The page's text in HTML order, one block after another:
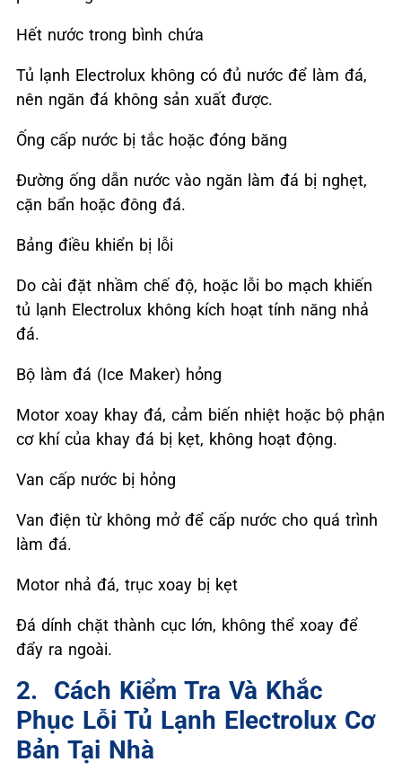
Hết nước trong bình chứa
Tủ lạnh Electrolux không có đủ nước để làm đá,
nên ngăn đá không sản xuất được.
Ống cấp nước bị tắc hoặc đóng băng
Đường ống dẫn nước vào ngăn làm đá bị nghẹt,
cặn bẩn hoặc đông đá.
Bảng điều khiển bị lỗi
Do cài đặt nhầm chế độ, hoặc lỗi bo mạch khiến
tủ lạnh Electrolux không kích hoạt tính năng nhả
đá.
Bộ làm đá (Ice Maker) hỏng
Motor xoay khay đá, cảm biến nhiệt hoặc bộ phận
cơ khí của khay đá bị kẹt, không hoạt động.
Van cấp nước bị hỏng
Van điện từ không mở để cấp nước cho quá trình
làm đá.
Motor nhả đá, trục xoay bị kẹt
Đá dính chặt thành cục lớn, không thể xoay để
đẩy ra ngoài.
2. ️ Cách Kiểm Tra Và Khắc
Phục Lỗi Tủ Lạnh Electrolux Cơ
Bản Tại Nhà